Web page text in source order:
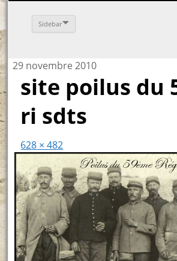
Sidebar
29 novembre 2010
site poilus du
ri sdts
628 × 482